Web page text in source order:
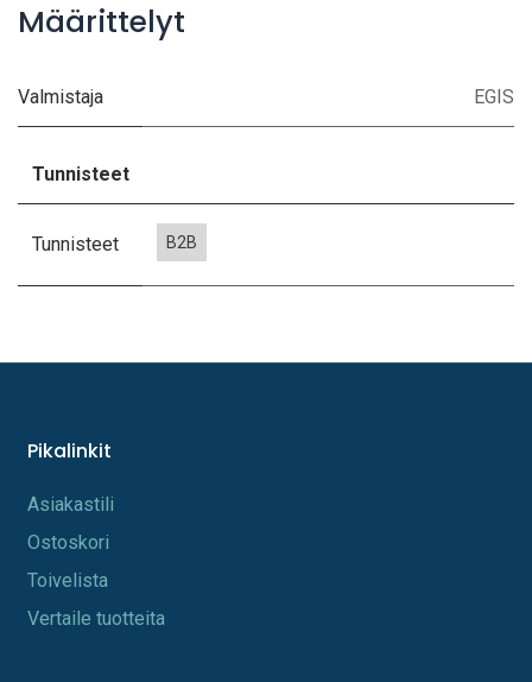
Määrittelyt
Valmistaja EGIS
Tunnisteet
Tunnisteet B2B
Pikalinkit
A​s​iakastili
Os​toskori
Toi​velista
Vertaile tuotteita